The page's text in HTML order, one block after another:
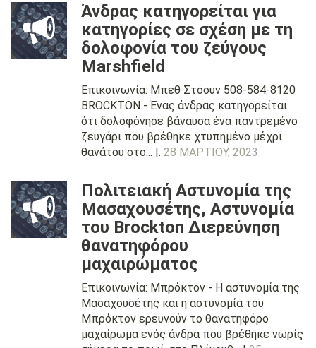
Άνδρας κατηγορείται για
κατηγορίες σε σχέση με τη
δολοφονία του ζεύγους
Marshfield
Επικοινωνία: Μπεθ Στόουν 508-584-8120
BROCKTON - Ένας άνδρας κατηγορείται
ότι δολοφόνησε βάναυσα ένα παντρεμένο
ζευγάρι που βρέθηκε χτυπημένο μέχρι
θανάτου στο... |. 28 ΜΑΡΤΊΟΥ, 2023
Πολιτειακή Αστυνομία της
Μασαχουσέτης, Αστυνομία
του Brockton Διερεύνηση
θανατηφόρου
μαχαιρώματος
Επικοινωνία: Μπρόκτον - Η αστυνομία της
Μασαχουσέτης και η αστυνομία του
Μπρόκτον ερευνούν το θανατηφόρο
μαχαίρωμα ενός άνδρα που βρέθηκε νωρίς